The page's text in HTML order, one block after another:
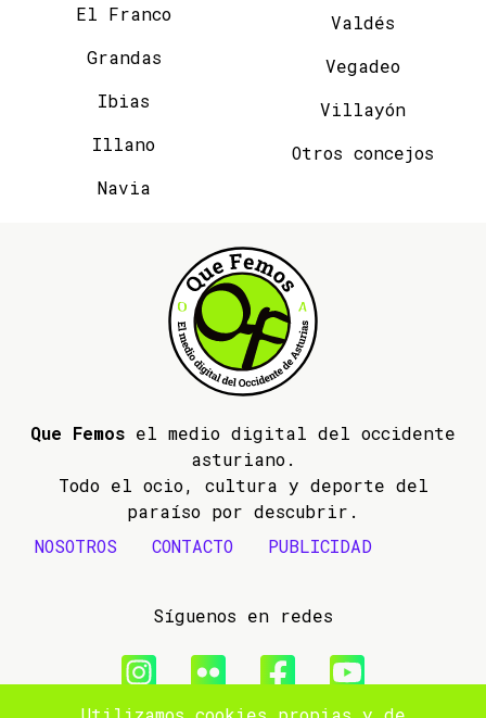
El Franco
Grandas
Ibias
Illano
Navia
Valdés
Vegadeo
Villayón
Otros concejos
Que Femos el medio digital del occidente
asturiano.
Todo el ocio, cultura y deporte del
paraíso por descubrir.
NOSOTROS
CONTACTO PUBLICIDAD
Síguenos en redes